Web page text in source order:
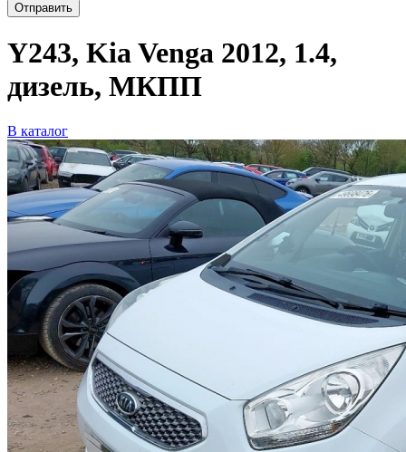
Отправить
Y243, Kia Venga 2012, 1.4,
дизель, МКПП
В каталог